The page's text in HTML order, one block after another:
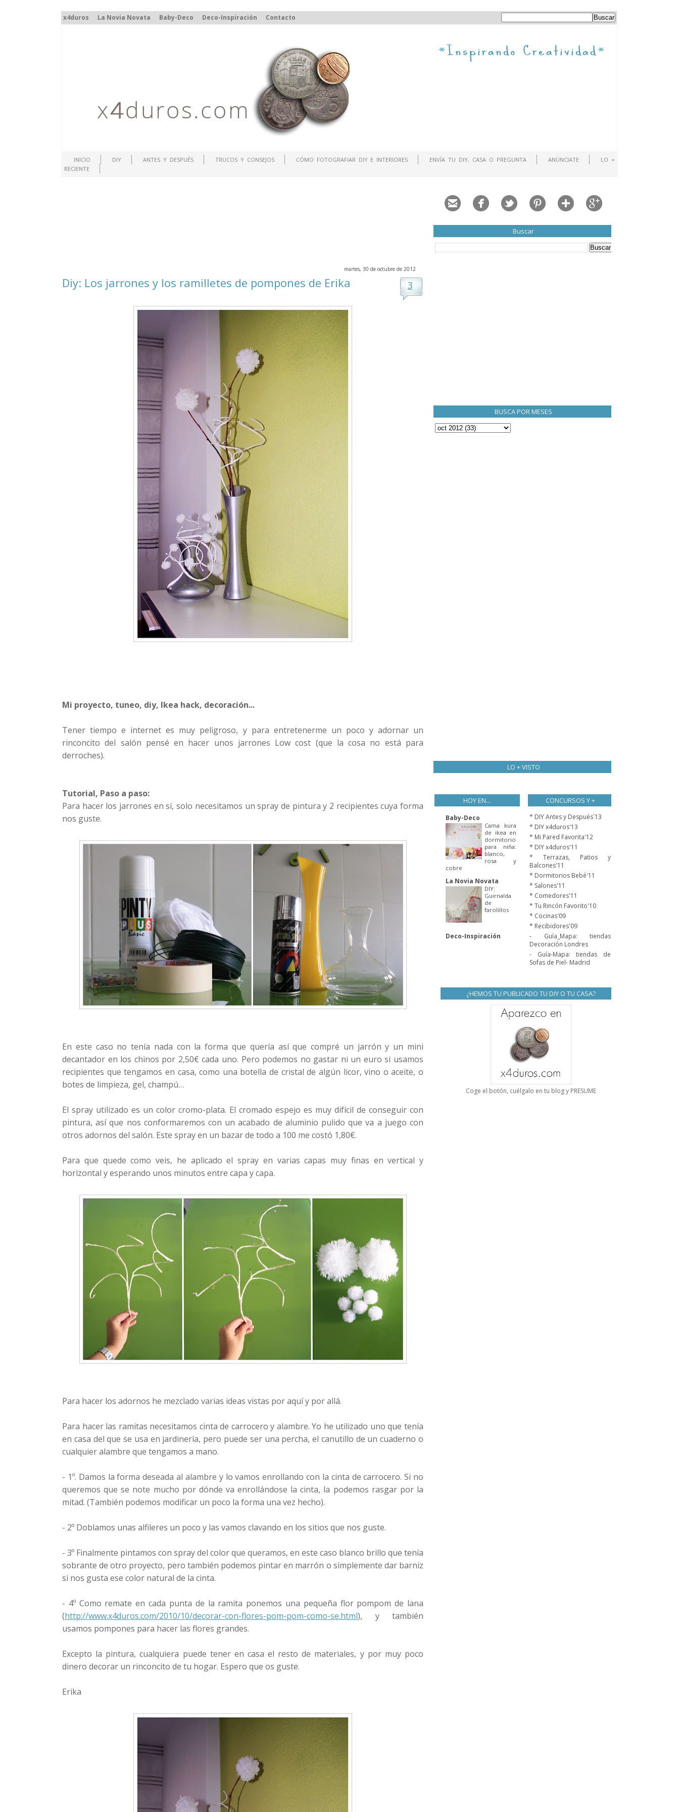
x4duros La Novia Novata Baby-Deco Deco-Inspiración Contacto
INICIO DIY ANTES Y DESPUÉS TRUCOS Y CONSEJOS CÓMO FOTOGRAFIAR DIY E INTERIORES ENVÍA TU DIY, CASA O PREGUNTA ANÚNCIATE
LO +
RECIENTE
martes, 30 de octubre de 2012
3
Diy: Los jarrones y los ramilletes de pompones de Erika
Mi proyecto, tuneo, diy, Ikea hack, decoración...
Tener tiempo e internet es muy peligroso, y para entretenerme un poco y adornar un
rinconcito del salón pensé en hacer unos jarrones Low cost (que la cosa no está para
derroches).
Tutorial, Paso a paso:
Para hacer los jarrones en sí, solo necesitamos un spray de pintura y 2 recipientes cuya forma
nos guste.
En este caso no tenía nada con la forma que quería así que compré un jarrón y un mini
decantador en los chinos por 2,50€ cada uno. Pero podemos no gastar ni un euro si usamos
recipientes que tengamos en casa, como una botella de cristal de algún licor, vino o aceite, o
botes de limpieza, gel, champú…
El spray utilizado es un color cromo-plata. El cromado espejo es muy difícil de conseguir con
pintura, así que nos conformaremos con un acabado de aluminio pulido que va a juego con
otros adornos del salón. Este spray en un bazar de todo a 100 me costó 1,80€.
Para que quede como veis, he aplicado el spray en varias capas muy finas en vertical y
horizontal y esperando unos minutos entre capa y capa.
Para hacer los adornos he mezclado varias ideas vistas por aquí y por allá.
Para hacer las ramitas necesitamos cinta de carrocero y alambre. Yo he utilizado uno que tenía
en casa del que se usa en jardinería, pero puede ser una percha, el canutillo de un cuaderno o
cualquier alambre que tengamos a mano.
- 1º. Damos la forma deseada al alambre y lo vamos enrollando con la cinta de carrocero. Si no
queremos que se note mucho por dónde va enrollándose la cinta, la podemos rasgar por la
mitad. (También podemos modificar un poco la forma una vez hecho).
- 2º Doblamos unas alfileres un poco y las vamos clavando en los sitios que nos guste.
- 3º Finalmente pintamos con spray del color que queramos, en este caso blanco brillo que tenía
sobrante de otro proyecto, pero también podemos pintar en marrón o simplemente dar barniz
si nos gusta ese color natural de la cinta.
- 4º Como remate en cada punta de la ramita ponemos una pequeña flor pompom de lana
(http://www.x4duros.com/2010/10/decorar-con-flores-pom-pom-como-se.html), y también
usamos pompones para hacer las flores grandes.
Excepto la pintura, cualquiera puede tener en casa el resto de materiales, y por muy poco
dinero decorar un rinconcito de tu hogar. Espero que os guste.
Erika
Buscar
BUSCA POR MESES
LO + VISTO
HOY EN...
Baby-Deco
Cama kura
de ikea en
dormitorio
para niña:
blanco,
rosa y
cobre
La Novia Novata
DIY:
Guirnalda
de
farolillos
Deco-Inspiración
CONCURSOS Y +
* DIY Antes y Después`13
* DIY x4duros'13
* Mi Pared Favorita'12
* DIY x4duros'11
* Terrazas, Patios y
Balcones'11
* Dormitorios Bebé'11
* Salones'11
* Comedores'11
* Tu Rincón Favorito'10
* Cocinas'09
* Recibidores'09
- Guía_Mapa: tiendas
Decoración Londres
- Guía-Mapa: tiendas de
Sofas de Piel- Madrid
¿HEMOS TU PUBLICADO TU DIY O TU CASA?
Coge el botón, cuélgalo en tu blog y PRESUME